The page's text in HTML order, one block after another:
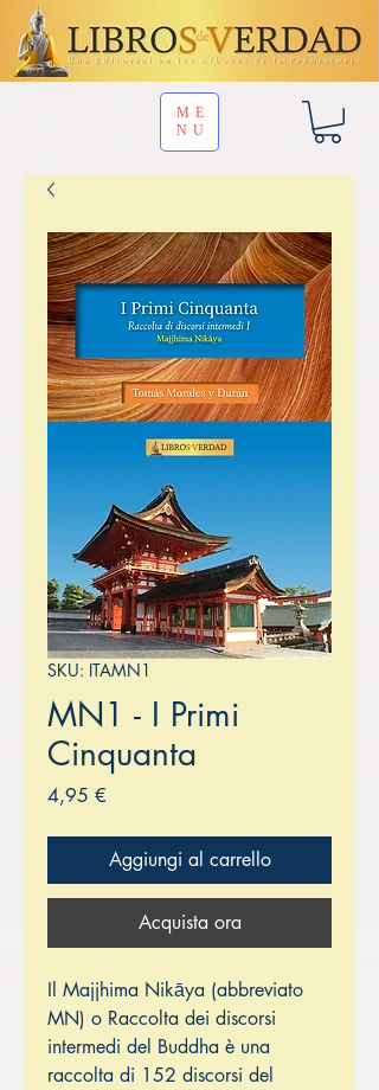
ME
NU
SKU: ITAMN1
MN1 - I Primi
Cinquanta
4,95 €
Aggiungi al carrello
Acquista ora
Il Majjhima Nikāya (abbreviato
MN) o Raccolta dei discorsi
intermedi del Buddha è una
raccolta di 152 discorsi del